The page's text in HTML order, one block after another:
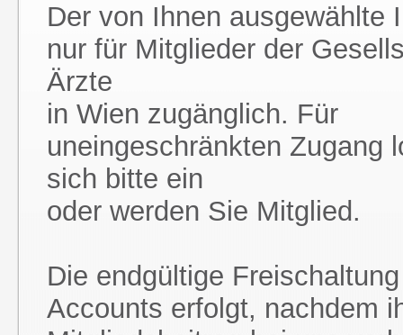
Der von Ihnen ausgewählte
nur für Mitglieder der
Ärzte
in Wien zugänglich. Für
uneingeschränkten Zugang
sich bitte ein
oder werden Sie Mitglied.
Die endgültige
Accounts erfolgt, nachdem